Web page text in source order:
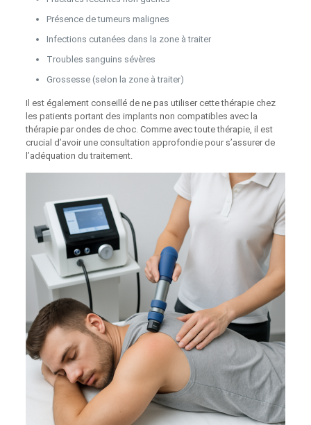
Présence de tumeurs malignes
Infections cutanées dans la zone à traiter
Troubles sanguins sévères
Grossesse (selon la zone à traiter)
Il est également conseillé de ne pas utiliser cette thérapie chez
les patients portant des implants non compatibles avec la
thérapie par ondes de choc. Comme avec toute thérapie, il est
crucial d’avoir une consultation approfondie pour s’assurer de
l’adéquation du traitement.